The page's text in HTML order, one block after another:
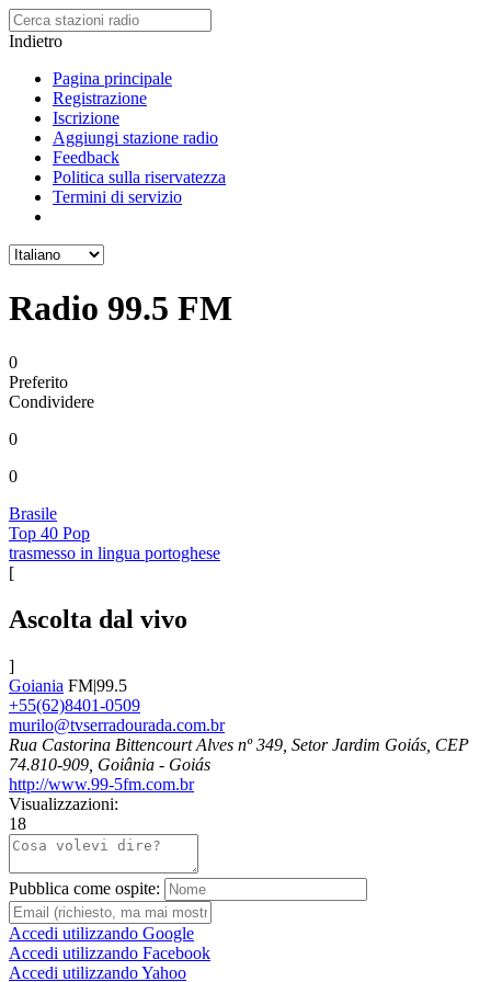
Indietro
Pagina principale
Registrazione
Iscrizione
Aggiungi stazione radio
Feedback
Politica sulla riservatezza
Termini di servizio
Radio 99.5 FM
0
Preferito
Condividere
0
0
Brasile
Top 40 Pop
trasmesso in lingua portoghese
[
Ascolta dal vivo
]
Goiania FM|99.5
+55(62)8401-0509
murilo@tvserradourada.com.br
Rua Castorina Bittencourt Alves nº 349, Setor Jardim Goiás, CEP
74.810-909, Goiânia - Goiás
http://www.99-5fm.com.br
Visualizzazioni:
18
Pubblica come ospite:
Accedi utilizzando Google
Accedi utilizzando Facebook
Accedi utilizzando Yahoo